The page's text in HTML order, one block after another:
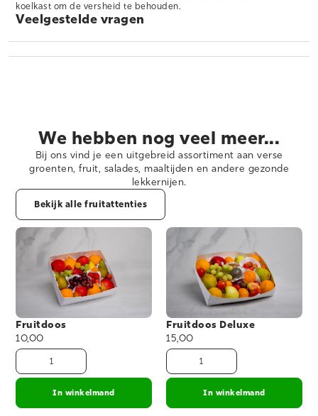
koelkast om de versheid te behouden.
Veelgestelde vragen
We hebben nog veel meer...
Bij ons vind je een uitgebreid assortiment aan verse
groenten, fruit, salades, maaltijden en andere gezonde
lekkernijen.
Bekijk alle fruitattenties
Fruitdoos
10,00
In winkelmand
Fruitdoos Deluxe
15,00
In winkelmand